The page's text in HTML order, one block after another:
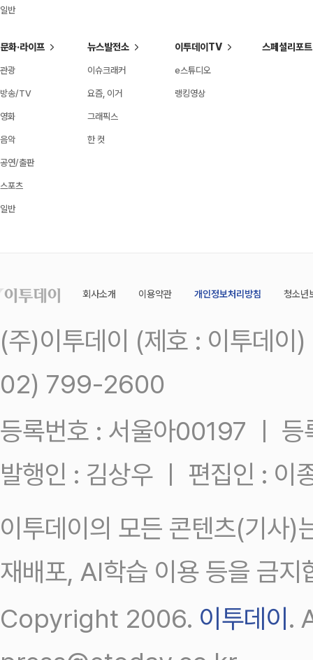
일반
문화·라이프
관광
방송/TV
영화
음악
공연/출판
스포츠
일반
뉴스발전소
이슈크래커
요즘, 이거
그래픽스
한 컷
이투데이TV
e스튜디오
랭킹영상
스페셜리포트
회사소개 이용약관 개인정보처리방침 청소년
(주)이투데이 (제호 : 이투데
02) 799-2600
등록번호 : 서울아00197 ㅣ
발행인 : 김상우 ㅣ 편집인 : 이
이투데이의 모든 콘텐츠(기사)
재배포, AI학습 이용 등을 금지
Copyright 2006. 이투데이 .